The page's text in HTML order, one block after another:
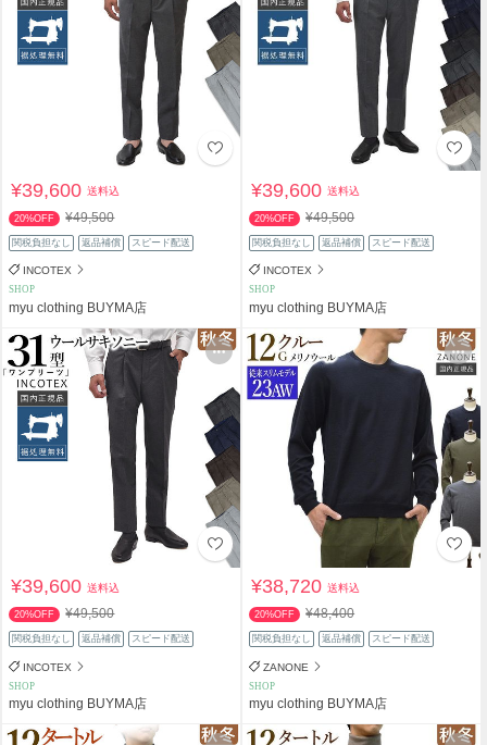
¥39,600送料込
20%OFF ¥49,500
関税負担なし 返品補償 スピード配送
INCOTEX
SHOP
myu clothing BUYMA店
¥39,600送料込
20%OFF ¥49,500
関税負担なし 返品補償 スピード配送
INCOTEX
SHOP
myu clothing BUYMA店
¥39,600送料込
20%OFF ¥49,500
関税負担なし 返品補償 スピード配送
INCOTEX
SHOP
myu clothing BUYMA店
¥38,720送料込
20%OFF ¥48,400
関税負担なし 返品補償 スピード配送
ZANONE
SHOP
myu clothing BUYMA店